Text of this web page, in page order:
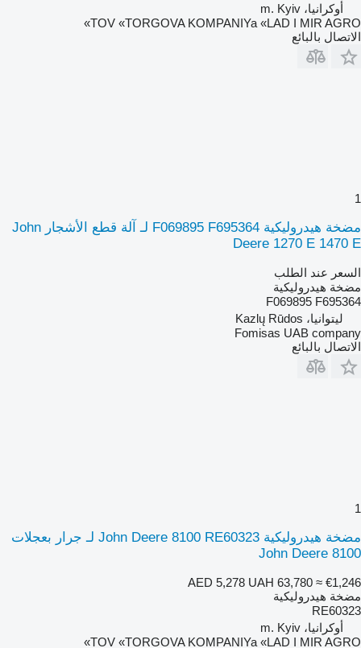
أوكرانيا، m. Kyiv
TOV «TORGOVA KOMPANIYa «LAD I MIR AGRO»
الاتصال بالبائع
1
مضخة هيدروليكية F069895 F695364 لـ آلة قطع الأشجار John
Deere 1270 E 1470 E
السعر عند الطلب
مضخة هيدروليكية
F069895 F695364
ليتوانيا، Kazlų Rūdos
Fomisas UAB company
الاتصال بالبائع
1
مضخة هيدروليكية John Deere 8100 RE60323 لـ جرار بعجلات
John Deere 8100
AED 5,278 UAH 63,780 ≈ €1,246
مضخة هيدروليكية
RE60323
أوكرانيا، m. Kyiv
TOV «TORGOVA KOMPANIYa «LAD I MIR AGRO»